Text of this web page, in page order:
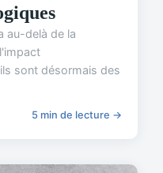
au-delà de la
sont désormais des
5 min de lecture →